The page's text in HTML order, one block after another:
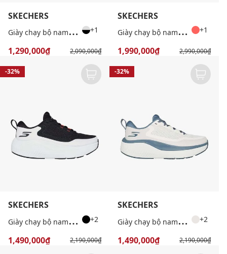
SKECHERS
G
iày chạy bộ nam GOrun Elevate 2.0 +1
1,290,000₫ 2,090,000₫
SKECHERS
G
iày chạy bộ nam GOrun Persistence 2 +1
1,990,000₫ 2,990,000₫
-32%
SKECHERS
G
iày chạy bộ nam GOrun Supersonic Max +2
1,490,000₫ 2,190,000₫
-32%
SKECHERS
G
iày chạy bộ nam GOrun Supersonic Max +2
1,490,000₫ 2,190,000₫